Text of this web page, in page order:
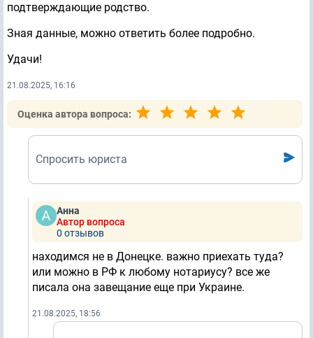
подтверждающие родство.
Зная данные, можно ответить более подробно.
Удачи!
21.08.2025, 16:16
Оценка автора вопроса:
Спросить юриста
Анна
Автор вопроса
0 отзывов
находимся не в Донецке. важно приехать туда?
или можно в РФ к любому нотариусу? все же
писала она завещание еще при Украине.
21.08.2025, 18:56